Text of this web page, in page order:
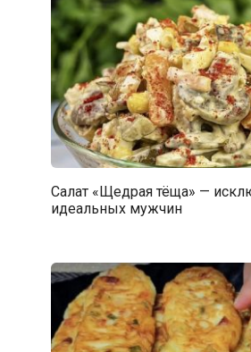
Салат «Щедрая тёща» —
идеальных мужчин